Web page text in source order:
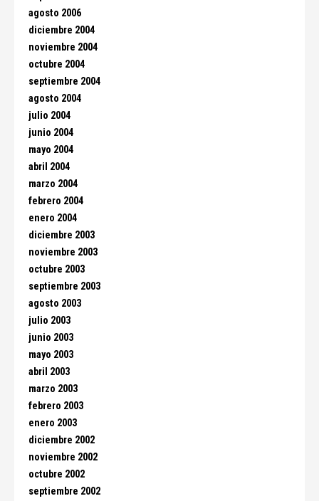
agosto 2006
diciembre 2004
noviembre 2004
octubre 2004
septiembre 2004
agosto 2004
julio 2004
junio 2004
mayo 2004
abril 2004
marzo 2004
febrero 2004
enero 2004
diciembre 2003
noviembre 2003
octubre 2003
septiembre 2003
agosto 2003
julio 2003
junio 2003
mayo 2003
abril 2003
marzo 2003
febrero 2003
enero 2003
diciembre 2002
noviembre 2002
octubre 2002
septiembre 2002